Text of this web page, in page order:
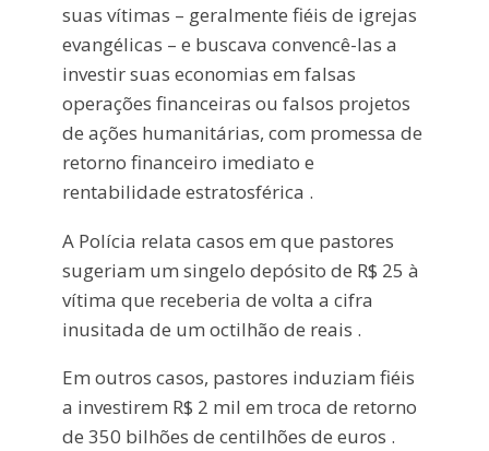
suas vítimas – geralmente fiéis de igrejas
evangélicas – e buscava convencê-las a
investir suas economias em falsas
operações financeiras ou falsos projetos
de ações humanitárias, com promessa de
retorno financeiro imediato e
rentabilidade estratosférica .
A Polícia relata casos em que pastores
sugeriam um singelo depósito de R$ 25 à
vítima que receberia de volta a cifra
inusitada de um octilhão de reais .
Em outros casos, pastores induziam fiéis
a investirem R$ 2 mil em troca de retorno
de 350 bilhões de centilhões de euros .